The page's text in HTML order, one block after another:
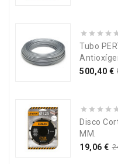
Tubo
500,40 €
Disco
MM.
19,06 €